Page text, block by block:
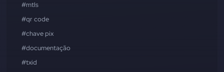
#mtls
#qr code
#chave pix
#documentação
#txid